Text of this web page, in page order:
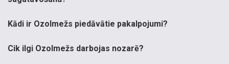
Kādi ir Ozolmežs piedāvātie pakalpojumi?
Cik ilgi Ozolmežs darbojas nozarē?